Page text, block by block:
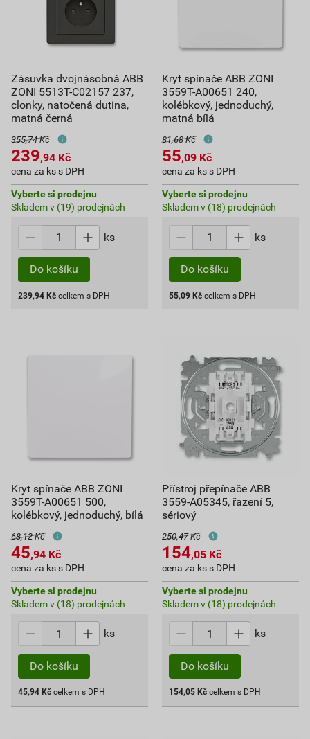
Zásuvka dvojnásobná ABB
ZONI 5513T-C02157 237,
clonky, natočená dutina,
matná černá
355,74 Kč
239,94 Kč
cena za ks s DPH
Vyberte si prodejnu
Skladem v (19) prodejnách
ks
Do košíku
239,94 Kč celkem s DPH
Kryt spínače ABB ZONI
3559T-A00651 240,
kolébkový, jednoduchý,
matná bílá
81,68 Kč
55,09 Kč
cena za ks s DPH
Vyberte si prodejnu
Skladem v (18) prodejnách
ks
Do košíku
55,09 Kč celkem s DPH
Kryt spínače ABB ZONI
3559T-A00651 500,
kolébkový, jednoduchý, bílá
68,12 Kč
45,94 Kč
cena za ks s DPH
Vyberte si prodejnu
Skladem v (18) prodejnách
ks
Do košíku
45,94 Kč celkem s DPH
Přístroj přepínače ABB
3559-A05345, řazení 5,
sériový
250,47 Kč
154,05 Kč
cena za ks s DPH
Vyberte si prodejnu
Skladem v (18) prodejnách
ks
Do košíku
154,05 Kč celkem s DPH